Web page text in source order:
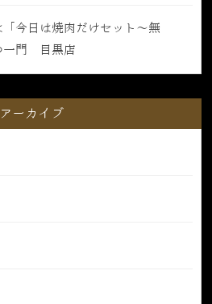
今日は焼肉だけセット〜無
一門 目黒店
アーカイブ